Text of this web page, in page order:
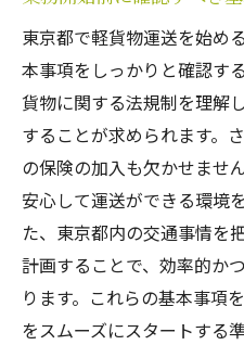
東京都で軽貨物運送を始め
本事項をしっかりと確認す
貨物に関する法規制を理解
することが求められます。
の保険の加入も欠かせませ
安心して運送ができる環境
た、東京都内の交通事情を
計画することで、効率的か
ります。これらの基本事項
をスムーズにスタートする